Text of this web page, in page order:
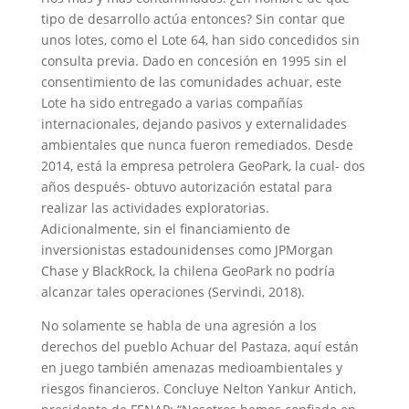
tipo de desarrollo actúa entonces? Sin contar que
unos lotes, como el Lote 64, han sido concedidos sin
consulta previa. Dado en concesión en 1995 sin el
consentimiento de las comunidades achuar, este
Lote ha sido entregado a varias compañías
internacionales, dejando pasivos y externalidades
ambientales que nunca fueron remediados. Desde
2014, está la empresa petrolera GeoPark, la cual- dos
años después- obtuvo autorización estatal para
realizar las actividades exploratorias.
Adicionalmente, sin el financiamiento de
inversionistas estadounidenses como JPMorgan
Chase y BlackRock, la chilena GeoPark no podría
alcanzar tales operaciones (Servindi, 2018).
No solamente se habla de una agresión a los
derechos del pueblo Achuar del Pastaza, aquí están
en juego también amenazas medioambientales y
riesgos financieros. Concluye Nelton Yankur Antich,